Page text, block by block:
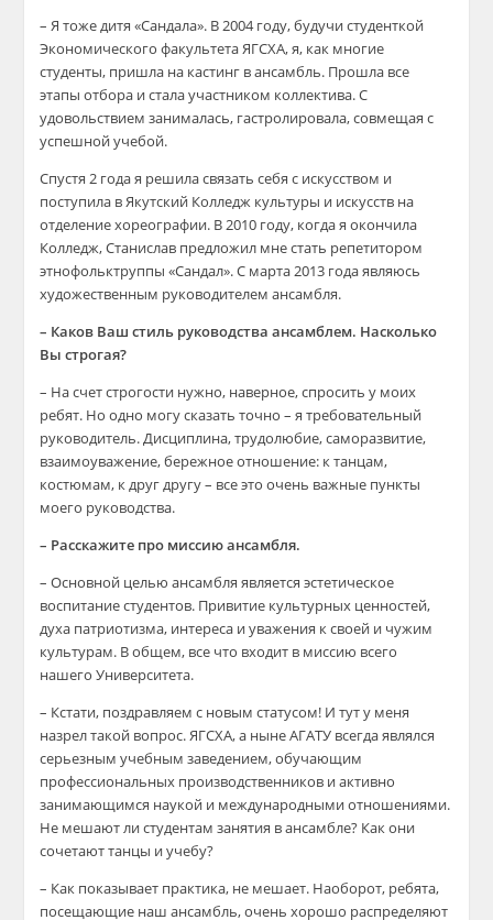
– Я тоже дитя «Сандала». В 2004 году, будучи студенткой
Экономического факультета ЯГСХА, я, как многие
студенты, пришла на кастинг в ансамбль. Прошла все
этапы отбора и стала участником коллектива. С
удовольствием занималась, гастролировала, совмещая с
успешной учебой.
Спустя 2 года я решила связать себя с искусством и
поступила в Якутский Колледж культуры и искусств на
отделение хореографии. В 2010 году, когда я окончила
Колледж, Станислав предложил мне стать репетитором
этнофольктруппы «Сандал». С марта 2013 года являюсь
художественным руководителем ансамбля.
– Каков Ваш стиль руководства ансамблем. Насколько
Вы строгая?
– На счет строгости нужно, наверное, спросить у моих
ребят. Но одно могу сказать точно – я требовательный
руководитель. Дисциплина, трудолюбие, саморазвитие,
взаимоуважение, бережное отношение: к танцам,
костюмам, к друг другу – все это очень важные пункты
моего руководства.
– Расскажите про миссию ансамбля.
– Основной целью ансамбля является эстетическое
воспитание студентов. Привитие культурных ценностей,
духа патриотизма, интереса и уважения к своей и чужим
культурам. В общем, все что входит в миссию всего
нашего Университета.
– Кстати, поздравляем с новым статусом! И тут у меня
назрел такой вопрос. ЯГСХА, а ныне АГАТУ всегда являлся
серьезным учебным заведением, обучающим
профессиональных производственников и активно
занимающимся наукой и международными отношениями.
Не мешают ли студентам занятия в ансамбле? Как они
сочетают танцы и учебу?
– Как показывает практика, не мешает. Наоборот, ребята,
посещающие наш ансамбль, очень хорошо распределяют